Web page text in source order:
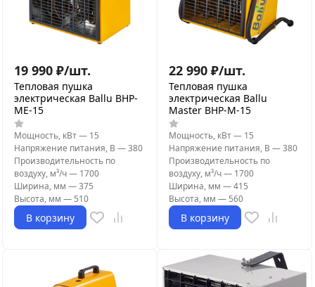
19 990 ₽/шт.
Тепловая пушка
электрическая Ballu BHP-
ME-15
Мощность, кВт— 15
Напряжение питания, В —380
Производительность по
воздуху, м³/ч— 1700
Ширина, мм —375
Высота, мм — 510
В корзину
22 990 ₽/шт.
Тепловая пушка
электрическая Ballu
Master BHP-M-15
Мощность, кВт— 15
Напряжение питания, В —380
Производительность по
воздуху, м³/ч— 1700
Ширина, мм —415
Высота, мм — 560
В корзину